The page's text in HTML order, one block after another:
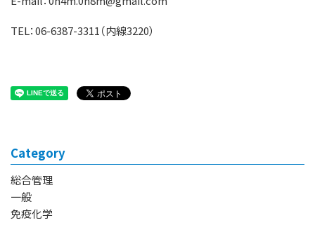
TEL：06-6387-3311（内線3220）
Category
総合管理
一般
免疫化学